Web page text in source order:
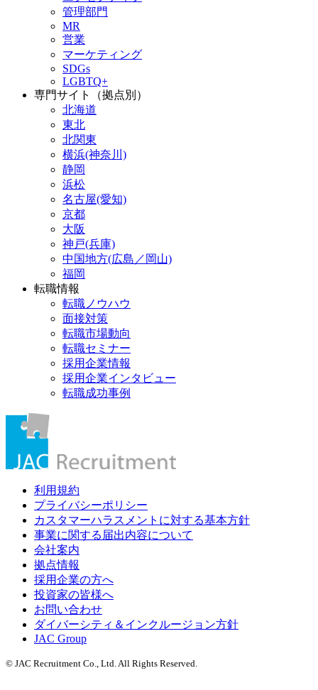
管理部門
MR
営業
マーケティング
SDGs
LGBTQ+
専門サイト（拠点別）
北海道
東北
北関東
横浜(神奈川)
静岡
浜松
名古屋(愛知)
京都
大阪
神戸(兵庫)
中国地方(広島／岡山)
福岡
転職情報
転職ノウハウ
面接対策
転職市場動向
転職セミナー
採用企業情報
採用企業インタビュー
転職成功事例
利用規約
プライバシーポリシー
カスタマーハラスメントに対する基本方針
事業に関する届出内容について
会社案内
拠点情報
採用企業の方へ
投資家の皆様へ
お問い合わせ
ダイバーシティ＆インクルージョン方針
JAC Group
© JAC Recruitment Co., Ltd. All Rights Reserved.